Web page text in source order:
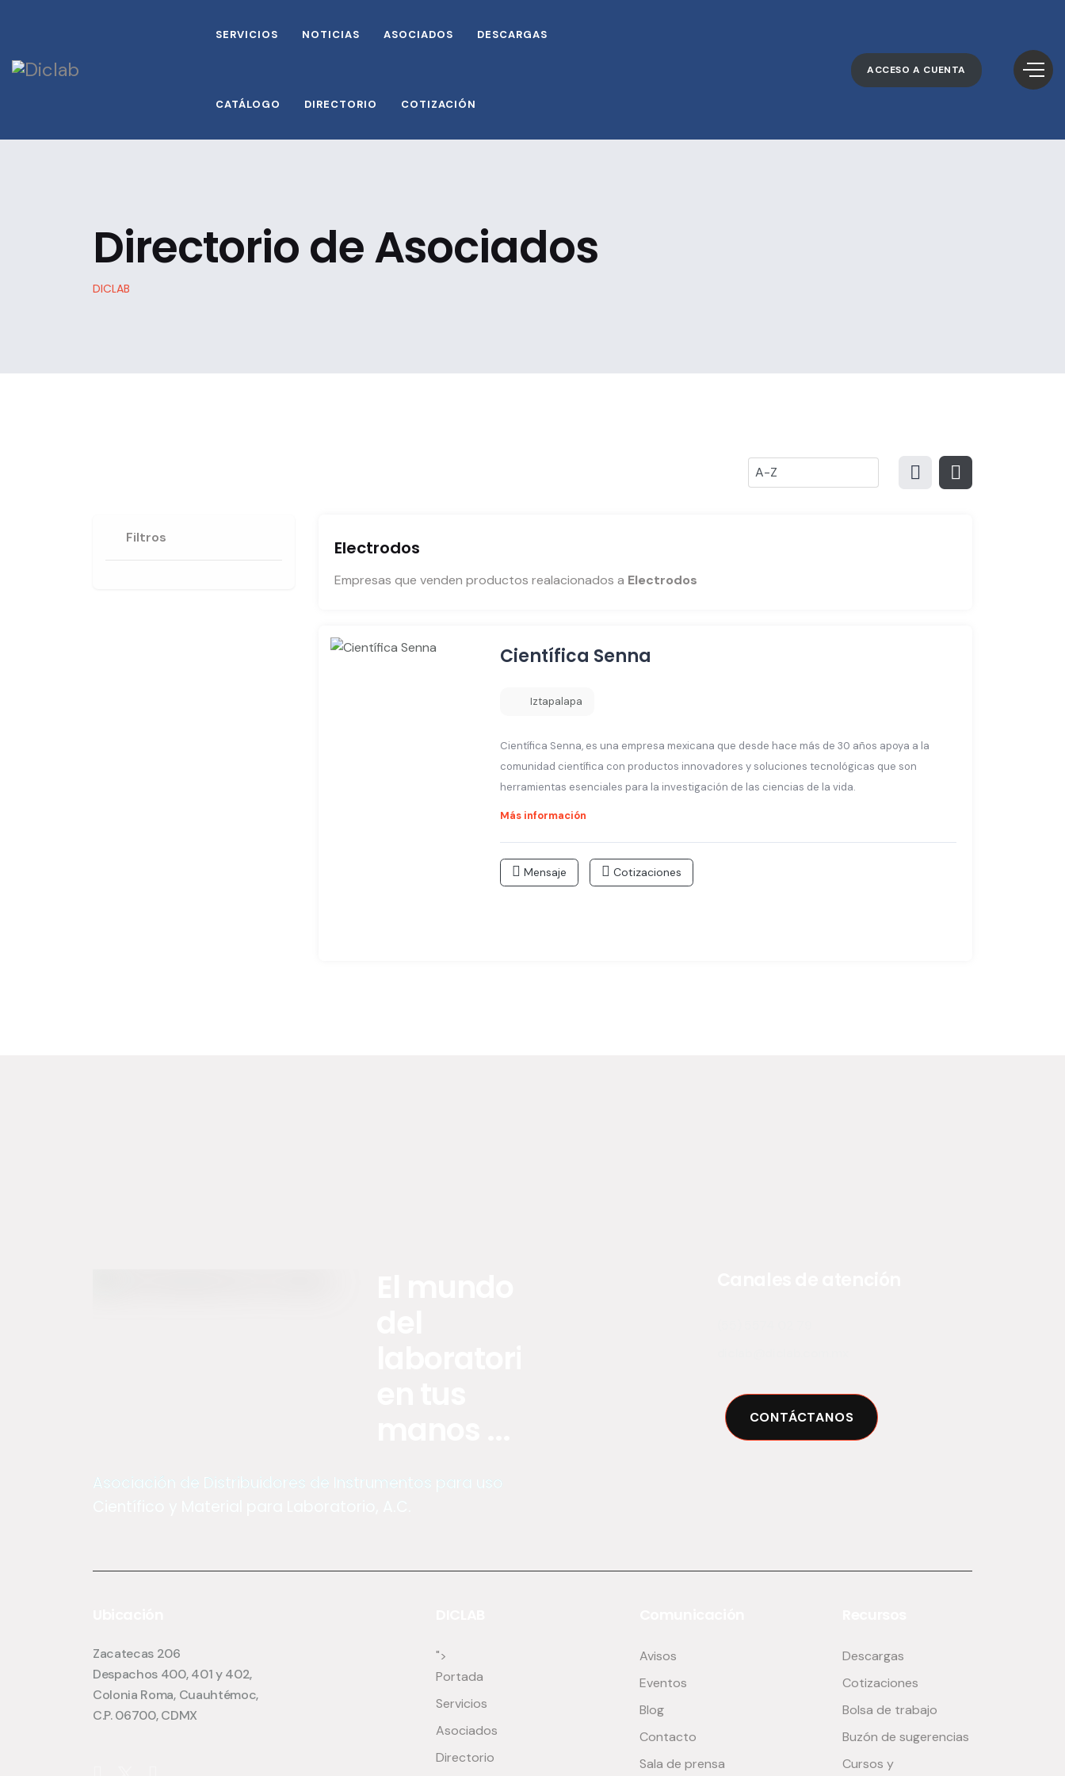
SERVICIOS NOTICIAS ASOCIADOS DESCARGAS
CATÁLOGO DIRECTORIO COTIZACIÓN
ACCESO A CUENTA
Directorio de Asociados
DICLAB
Filtros Electrodos
Empresas que venden productos realacionados a Electrodos
Científica Senna
Iztapalapa
Científica Senna, es una empresa mexicana que desde hace más de 30 años apoya a la
comunidad científica con productos innovadores y soluciones tecnológicas que son
herramientas esenciales para la investigación de las ciencias de la vida.
Más información
Mensaje Cotizaciones
Asociación de Distribuidores de Instrumentos para uso
CONTÁCTANOS
Zacatecas 206
Despachos 400, 401 y 402,
Colonia Roma, Cuauhtémoc,
C.P. 06700, CDMX
">
Portada
Servicios
Asociados
Directorio
Avisos
Eventos
Blog
Contacto
Sala de prensa
Descargas
Cotizaciones
Bolsa de trabajo
Buzón de sugerencias
Cursos y